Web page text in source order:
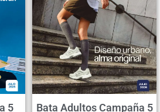
5
Bata Adultos Campaña 5